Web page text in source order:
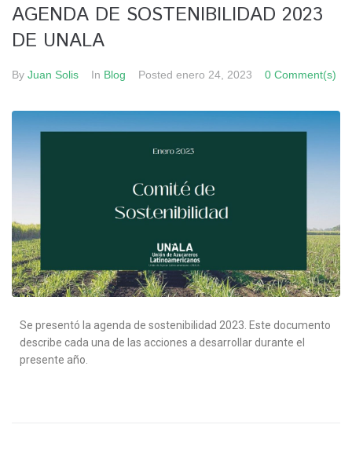
AGENDA DE SOSTENIBILIDAD 2023
DE UNALA
By Juan Solis In Blog Posted enero 24, 2023 0 Comment(s)
Se presentó la agenda de sostenibilidad 2023. Este documento
describe cada una de las acciones a desarrollar durante el
presente año.